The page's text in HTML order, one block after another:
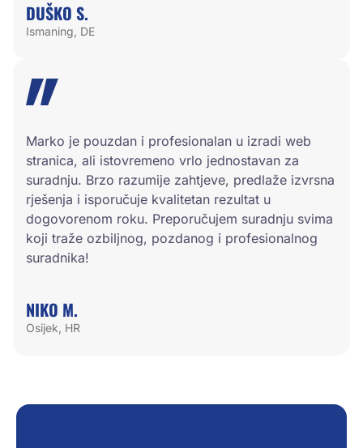
DUŠKO S.
Ismaning, DE
Marko je pouzdan i profesionalan u izradi web
stranica, ali istovremeno vrlo jednostavan za
suradnju. Brzo razumije zahtjeve, predlaže izvrsna
rješenja i isporučuje kvalitetan rezultat u
dogovorenom roku. Preporučujem suradnju svima
koji traže ozbiljnog, pozdanog i profesionalnog
suradnika!
NIKO M.
Osijek, HR